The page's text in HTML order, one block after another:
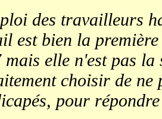
des travailleurs
est bien la
mais elle n'est pas
choisir de ne
pour